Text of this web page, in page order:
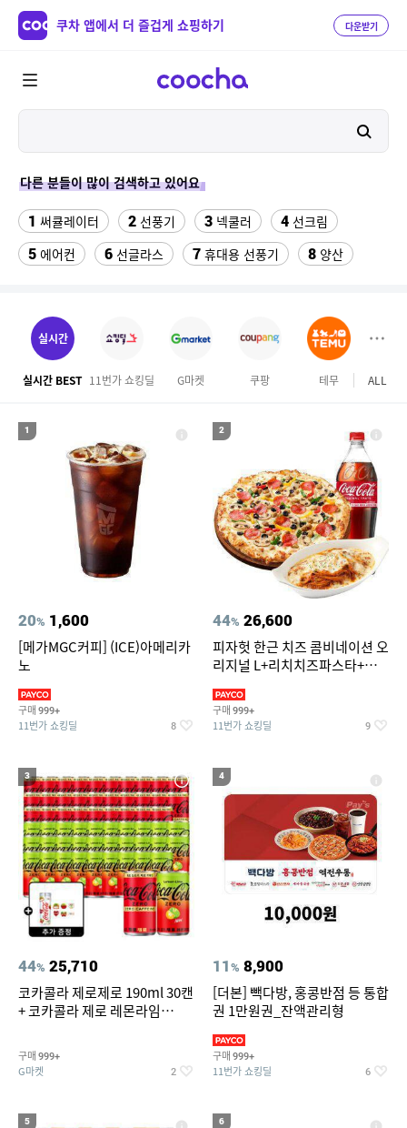
쿠차 앱에서 더 즐겁게 쇼핑하기 다운받기
다른 분들이 많이 검색하고 있어요
1 써큘레이터 2 선풍기 3 넥쿨러 4 선크림
5 에어컨 6 선글라스 7 휴대용 선풍기 8 양산
11 실외기없는 에어컨 라인댄스옷
14 나이키 운동화
16 미니인형뽑기기계 17 메가커피 18 차량햇빛가리개
에스티로더 더블 웨어 파운데이션 30ml(SPF10)
워터파크
ALL
실시간
실시간 BEST 11번가 쇼킹딜 G마켓 쿠팡 테무 이마
1
20% 1,600
[메가MGC커피] (ICE)아메리카
노
구매 999+
11번가 쇼킹딜 8
2
44% 26,600
피자헛 한근 치즈 콤비네이션 오
리지널 L+리치치즈파스타+콜
구매 999+
11번가 쇼킹딜 9
3
44% 25,710
코카콜라 제로제로 190ml 30캔
+ 코카콜라 제로 레몬라임
티커 세트
구매 999+
G마켓 2
4
11% 8,900
[더본] 빽다방, 홍콩반점 등 통합
권 1만원권_잔액관리형
구매 999+
11번가 쇼킹딜 6
5 6